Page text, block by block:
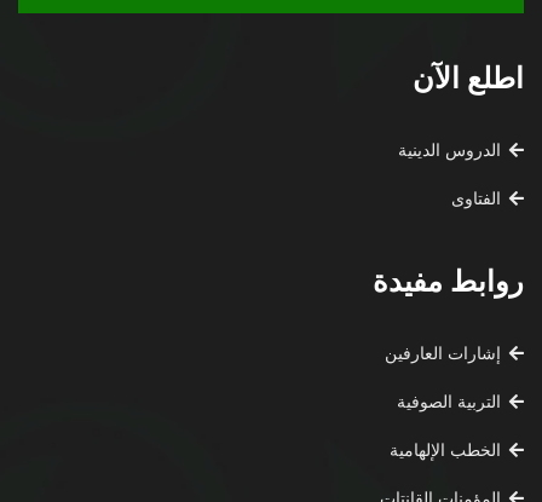
اطلع الآن
الدروس الدينية
الفتاوى
روابط مفيدة
إشارات العارفين
التربية الصوفية
الخطب الإلهامية
المؤمنات القانتات